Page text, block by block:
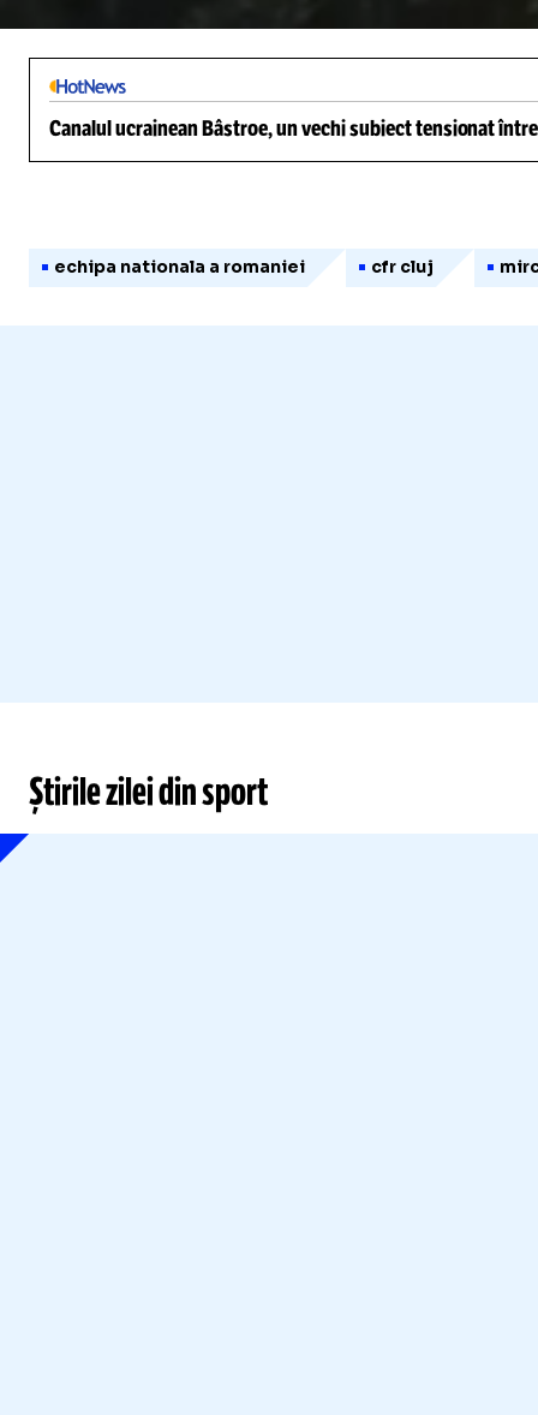
Canalul ucrainean Bâstroe, un vechi subiect tensionat
echipa nationala a romaniei cfr cluj
Știrile zilei din sport